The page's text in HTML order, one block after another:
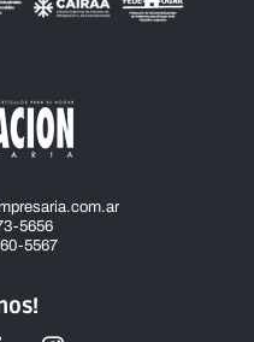
5656
5567